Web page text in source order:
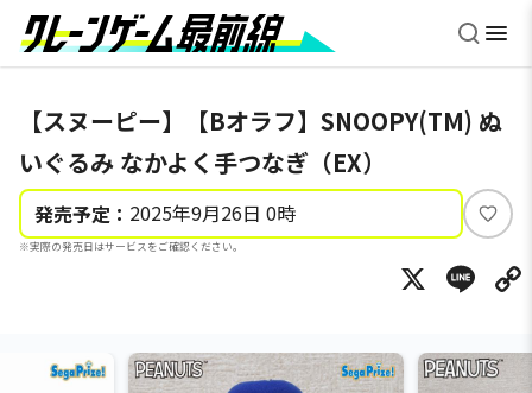
【スヌーピー】【Bオラフ】SNOOPY(TM) ぬ
いぐるみ なかよく手つなぎ（EX）
発売予定： 2025年9月26日 0時
※実際の発売日はサービスをご確認ください。
い
ね
X